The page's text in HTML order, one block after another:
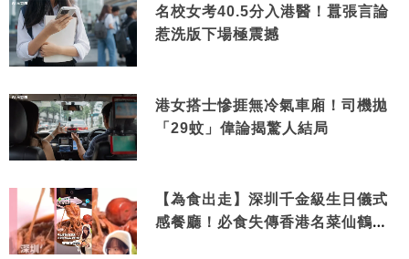
名校女考40.5分入港醫！囂張言論
惹洗版下場極震撼
港女搭士慘捱無冷氣車廂！司機拋
「29蚊」偉論揭驚人結局
【為食出走】深圳千金級生日儀式
感餐廳！必食失傳香港名菜仙鶴神